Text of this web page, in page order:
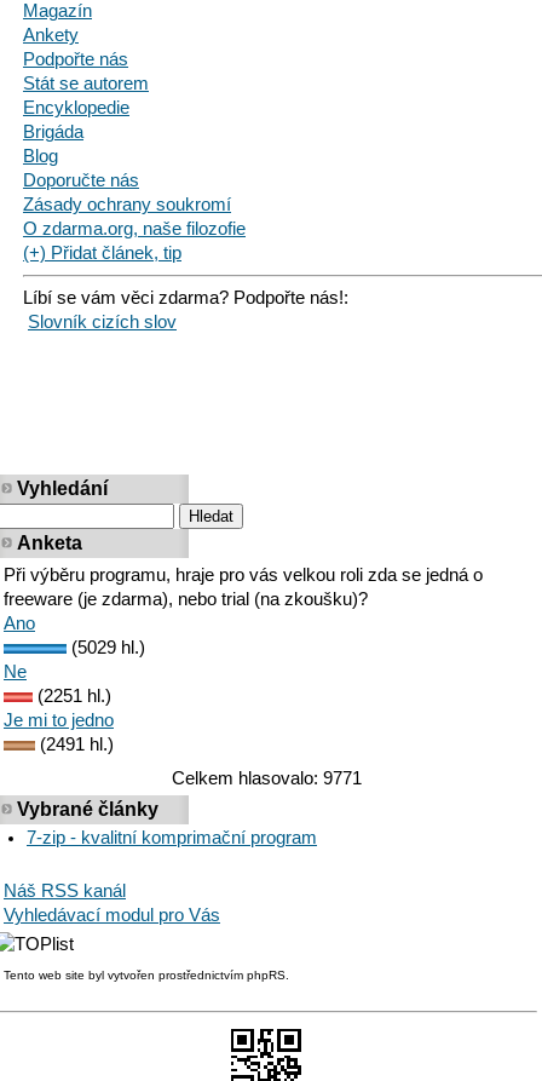
Magazín
Ankety
Podpořte nás
Stát se autorem
Encyklopedie
Brigáda
Blog
Doporučte nás
Zásady ochrany soukromí
O zdarma.org, naše filozofie
(+) Přidat článek, tip
Líbí se vám věci zdarma? Podpořte nás!:
Slovník cizích slov
Vyhledání
Anketa
Při výběru programu, hraje pro vás velkou roli zda se jedná o
freeware (je zdarma), nebo trial (na zkoušku)?
Ano
(5029 hl.)
Ne
(2251 hl.)
Je mi to jedno
(2491 hl.)
Celkem hlasovalo: 9771
Vybrané články
7-zip - kvalitní komprimační program
Náš RSS kanál
Vyhledávací modul pro Vás
Tento web site byl vytvořen prostřednictvím phpRS.